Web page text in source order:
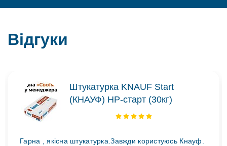
Відгуки
Штукатурка KNAUF Start
(КНАУФ) НР-старт (30кг)
Гарна , якісна штукатурка.Завжди користуюсь Кнауф.